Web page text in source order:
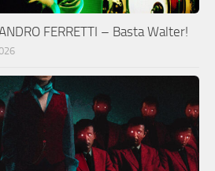
FERRETTI – Basta Walter!